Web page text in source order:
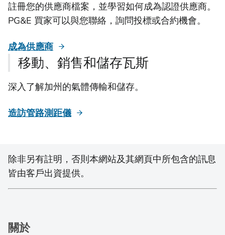
註冊您的供應商檔案，並學習如何成為認證供應商。
PG&E 買家可以與您聯絡，詢問投標或合約機會。
成為供應商
移動、銷售和儲存瓦斯
深入了解加州的氣體傳輸和儲存。
造訪管路測距儀
除非另有註明，否則本網站及其網頁中所包含的訊息
皆由客戶出資提供。
關於